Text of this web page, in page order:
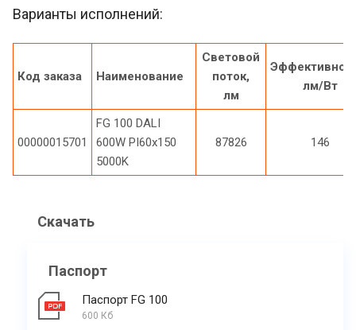
Варианты исполнений:
Код заказа Наименование
Световой
поток,
лм
лм/Вт
00000015701
FG 100 DALI
600W PI60x150
5000K
87826 146
Скачать
Паспорт
Паспорт FG 100
600 Кб